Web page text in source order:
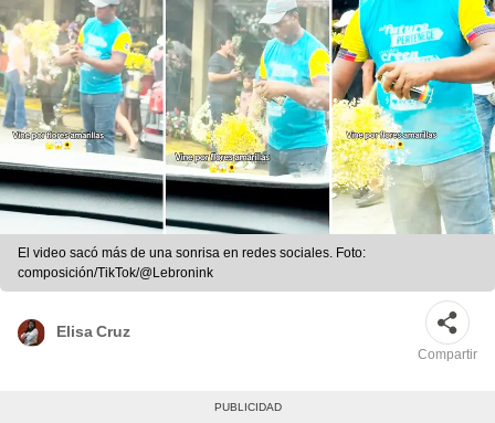
El video sacó más de una sonrisa en redes sociales. Foto:
composición/TikTok/@Lebronink
Elisa Cruz
Compartir